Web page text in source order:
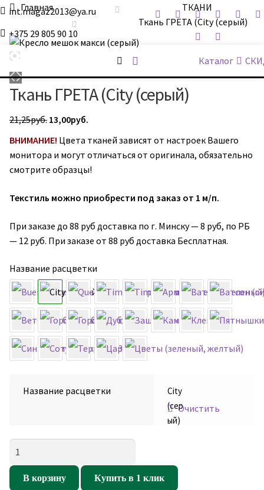
int.magaz2013@ya.ru
+375 29 805 90 10
ДримБэг.бай Каталог
Главная
ТКАНИ
Ткань ГРЕТА (City (серый)
Ткань ГРЕТА (City (серый)
21,25руб. Первоначальная
составляла
21,25руб..
13,00руб.
ВНИМАНИЕ! Цвета тканей зависят от настроек Вашего
монитора и могут отличаться от оригинала, обязательно
смотрите образцы!
Текстиль можно приобрести под заказ от 1 м/п.
При заказе до 88 руб доставка по г. Минску — 8 руб, по РБ
— 12 руб. При заказе от 88 руб доставка Бесплатная.
Название расцветки
Название расцветки
City
(сер
ый)
Очистить
Ткань
В корзину Купить в 1 клик